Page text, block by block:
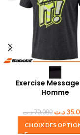
Exercise
Homme
70.000د.ت د.ت
CHOIX DES